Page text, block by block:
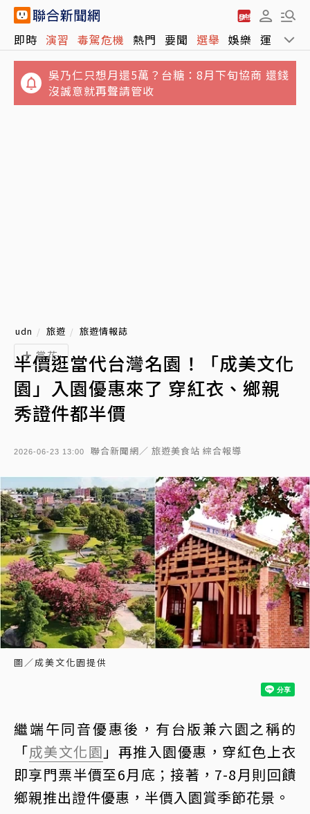
即時 演習 毒駕危機 熱門 要聞 選舉 娛樂 運動 全
吳乃仁只想月還5萬？台糖：8月下旬協商 還錢
沒誠意就再聲請管收
udn 旅遊 旅遊情報誌
半價逛當代台灣名園！「成美文化
園」入園優惠來了 穿紅衣、鄉親
秀證件都半價
2026-06-23 13:00 聯合新聞網／ 旅遊美食站 綜合報導
賞花
圖／成美文化園提供
繼端午同音優惠後，有台版兼六園之稱的
「成美文化園 」再推入園優惠，穿紅色上衣
即享門票半價至6月底；接著，7-8月則回饋
鄉親推出證件優惠，半價入園賞季節花景。